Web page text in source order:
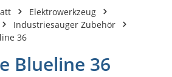
Elektrowerkzeug
Industriesauger Zubehör
36
Blueline 36